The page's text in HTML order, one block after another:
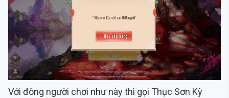
Với đông người chơi như này thì gọi Thục Sơn Kỳ